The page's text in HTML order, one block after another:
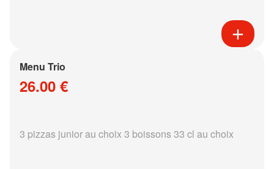
Menu Trio
26.00 €
3 pizzas junior au choix 3 boissons 33 cl au choix